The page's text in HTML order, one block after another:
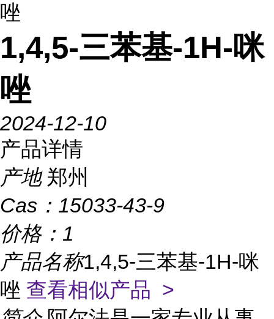
唑
1,4,5-三苯基-1H-咪
唑
2024-12-10
产品详情
产地 郑州
Cas： 15033-43-9
价格： 1
产品名称1,4,5-三苯基-1H-咪
唑 查看相似产品 >